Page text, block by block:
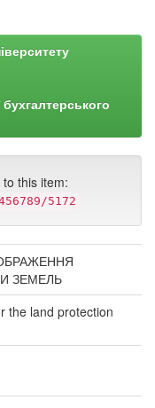
this item:
5172
ЗЕМЕЛЬ
the land protection